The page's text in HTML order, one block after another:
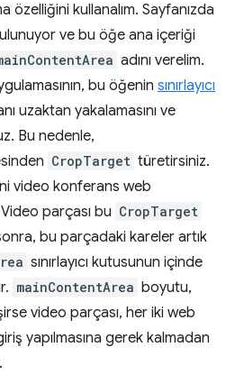
özelliğini kullanalım. Sayfanızda
ve bu öğe ana içeriği
adını verelim.
bu öğenin sınırlayıcı
uzaktan yakalamasını ve
Bu nedenle,
CropTarget türetirsiniz.
video konferans web
parçası bu CropTarget
bu parçadaki kareler artık
sınırlayıcı kutusunun içinde
mainContentArea boyutu,
video parçası, her iki web
yapılmasına gerek kalmadan